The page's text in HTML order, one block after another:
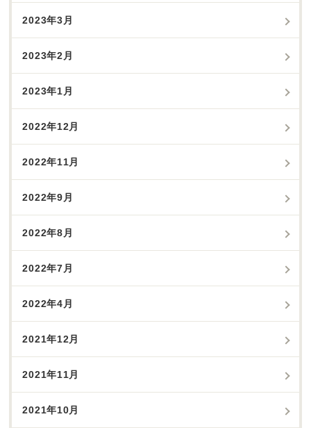
2023年3月
2023年2月
2023年1月
2022年12月
2022年11月
2022年9月
2022年8月
2022年7月
2022年4月
2021年12月
2021年11月
2021年10月